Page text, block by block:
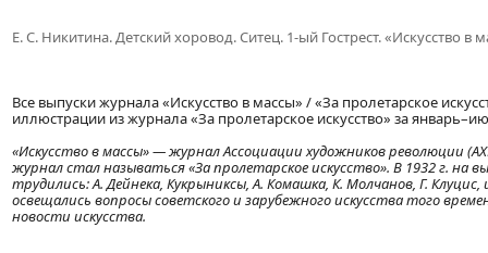
Е. С. Никитина. Детский хоровод. Ситец. 1-ый Гострест.«Искусство в
Все выпуски журнала «Искусство в массы» / «За пролетарское
иллюстрации из журнала «За пролетарское искусство» за
«Искусство в массы» — журнал Ассоциации художников революции
журнал стал называться «За пролетарское искусство». В 1932 г.
трудились: А. Дейнека, Кукрыниксы, А. Комашка, К. Молчанов, Г.
освещались вопросы советского и зарубежного искусства того
новости искусства.